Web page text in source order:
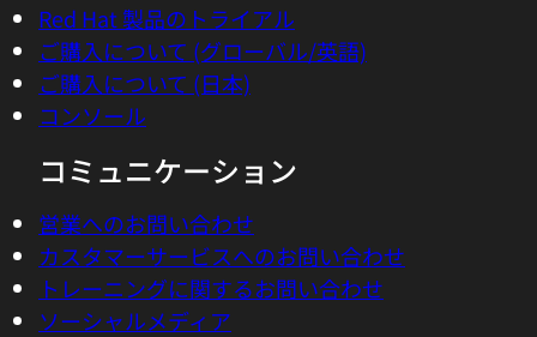
Red Hat 製品のトライアル
ご購入について (グローバル/英語)
ご購入について (日本)
コンソール
コミュニケーション
営業へのお問い合わせ
カスタマーサービスへのお問い合わせ
トレーニングに関するお問い合わせ
ソーシャルメディア